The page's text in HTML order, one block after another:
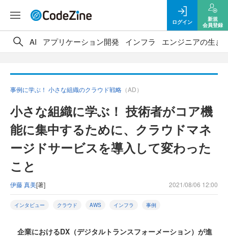
ログイン
新規
会員登録
AI アプリケーション開発 インフラ エンジニアの生き
事例に学ぶ！ 小さな組織のクラウド戦略 （AD）
小さな組織に学ぶ！ 技術者がコア機
能に集中するために、クラウドマネ
ージドサービスを導入して変わった
こと
伊藤 真美[著] 2021/08/06 12:00
インタビュー クラウド AWS インフラ 事例
企業におけるDX（デジタルトランスフォーメーション）が進